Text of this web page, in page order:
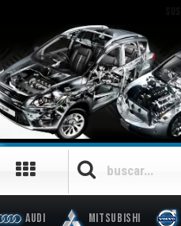
Audi Mitsubishi